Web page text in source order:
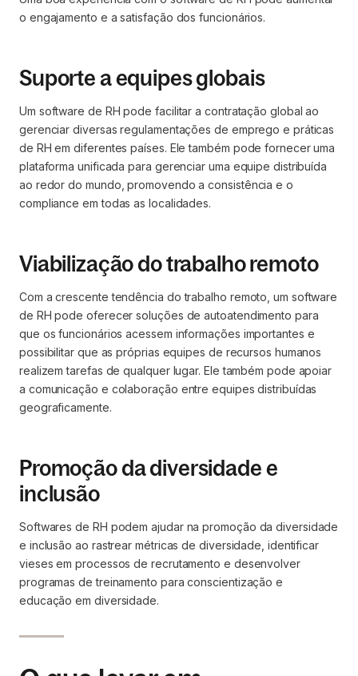
o engajamento e a satisfação dos funcionários.
Suporte a equipes globais
Um software de RH pode facilitar a contratação global ao
gerenciar diversas regulamentações de emprego e práticas
de RH em diferentes países. Ele também pode fornecer uma
plataforma unificada para gerenciar uma equipe distribuída
ao redor do mundo, promovendo a consistência e o
compliance em todas as localidades.
Viabilização do trabalho remoto
Com a crescente tendência do trabalho remoto, um software
de RH pode oferecer soluções de autoatendimento para
que os funcionários acessem informações importantes e
possibilitar que as próprias equipes de recursos humanos
realizem tarefas de qualquer lugar. Ele também pode apoiar
a comunicação e colaboração entre equipes distribuídas
geograficamente.
Promoção da diversidade e
inclusão
Softwares de RH podem ajudar na promoção da diversidade
e inclusão ao rastrear métricas de diversidade, identificar
vieses em processos de recrutamento e desenvolver
programas de treinamento para conscientização e
educação em diversidade.